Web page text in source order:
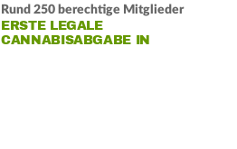
Rund 250 berechtige Mitglieder
ERSTE LEGALE
CANNABISABGABE IN